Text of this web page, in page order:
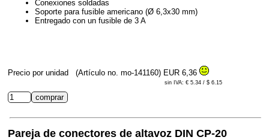
Conexiones soldadas
Soporte para fusible americano (Ø 6,3x30 mm)
Entregado con un fusible de 3 A
Precio por unidad (Artículo no. mo-141160) EUR 6,36
sin IVA: € 5.34 / $ 6.15
Pareja de conectores de altavoz DIN CP-20